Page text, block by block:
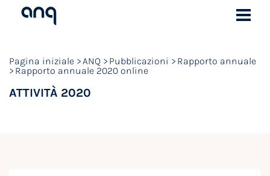
Pagina iniziale ANQ Pubblicazioni
Rapporto annuale
Rapporto annuale 2020 online
ATTIVITÀ 2020